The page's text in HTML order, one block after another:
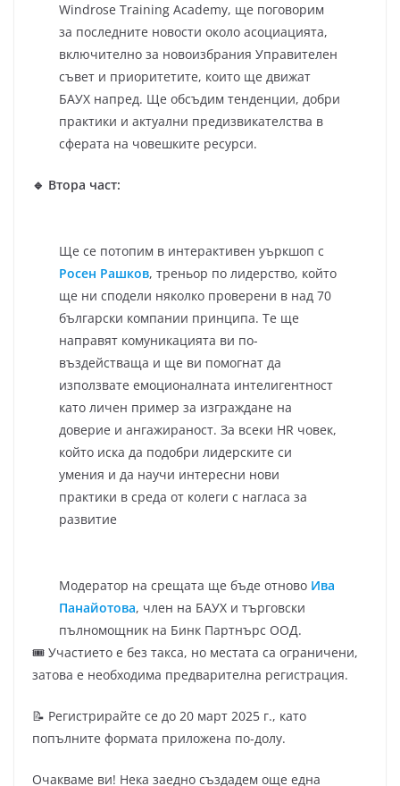
Windrose Training Academy, ще поговорим
за последните новости около асоциацията,
включително за новоизбрания Управителен
съвет и приоритетите, които ще движат
БАУХ напред. Ще обсъдим тенденции, добри
практики и актуални предизвикателства в
сферата на човешките ресурси.
🔹 Втора част:
Ще се потопим в интерактивен уъркшоп с
Росен Рашков, треньор по лидерство, който
ще ни сподели няколко проверени в над 70
български компании принципа. Те ще
направят комуникацията ви по-
въздействаща и ще ви помогнат да
използвате емоционалната интелигентност
като личен пример за изграждане на
доверие и ангажираност. За всеки HR човек,
който иска да подобри лидерските си
умения и да научи интересни нови
практики в среда от колеги с нагласа за
развитие
Модератор на срещата ще бъде отново Ива
Панайотова, член на БАУХ и търговски
пълномощник на Бинк Партнърс ООД.
🎟 Участието е без такса, но местата са ограничени,
затова е необходима предварителна регистрация.
📝 Регистрирайте се до 20 март 2025 г., като
попълните формата приложена по-долу.
Очакваме ви! Нека заедно създадем още една